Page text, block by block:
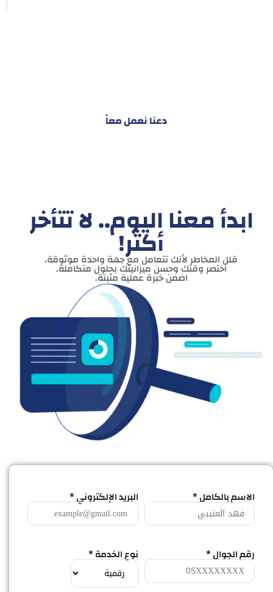
دعنا نعمل معاً
ابدأ معنا اليوم.. لا تتأخر
أكثر!
قلل المخاطر لأنك تتعامل مع جهة واحدة موثوقة.
اختصر وقتك وحسن ميزانيتك بحلول متكاملة.
اضمن خبرة عملية مثبتة.
الاسم بالكامل * البريد الإلكتروني *
رقم الجوال * نوع الخدمة *